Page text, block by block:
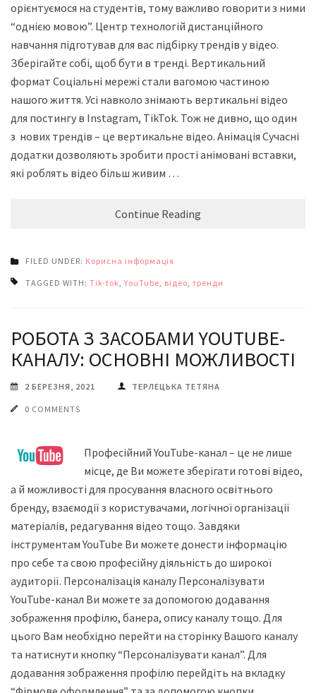
орієнтуємося на студентів, тому важливо говорити з ними
“однією мовою”. Центр технологій дистанційного
навчання підготував для вас підбірку трендів у відео.
Зберігайте собі, щоб бути в тренді. Вертикальний
формат Соціальні мережі стали вагомою частиною
нашого життя. Усі навколо знімають вертикальні відео
для постингу в Instagram, TikTok. Тож не дивно, що один
з нових трендів – це вертикальне відео. Анімація Сучасні
додатки дозволяють зробити прості анімовані вставки,
які роблять відео більш живим …
Continue Reading
FILED UNDER: Корисна інформація
TAGGED WITH: Tik-tok,YouTube, відео, тренди
РОБОТА З ЗАСОБАМИ YOUTUBE-
КАНАЛУ: ОСНОВНІ МОЖЛИВОСТІ
2 БЕРЕЗНЯ, 2021 ТЕРЛЕЦЬКА ТЕТЯНА
0 COMMENTS
Професійний YouTube-канал – це не лише
місце, де Ви можете зберігати готові відео,
а й можливості для просування власного освітнього
бренду, взаємодії з користувачами, логічної організації
матеріалів, редагування відео тощо. Завдяки
інструментам YouTube Ви можете донести інформацію
про себе та свою професійну діяльність до широкої
аудиторії. Персоналізація каналу Персоналізувати
YouTube-канал Ви можете за допомогою додавання
зображення профілю, банера, опису каналу тощо. Для
цього Вам необхідно перейти на сторінку Вашого каналу
та натиснути кнопку “Персоналізувати канал”. Для
додавання зображення профілю перейдіть на вкладку